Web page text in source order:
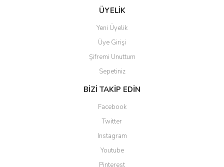
ÜYELİK
Yeni Üyelik
Üye Girişi
Şifremi Unuttum
Sepetiniz
BİZİ TAKİP EDİN
Facebook
Twitter
Instagram
Youtube
Pinterest